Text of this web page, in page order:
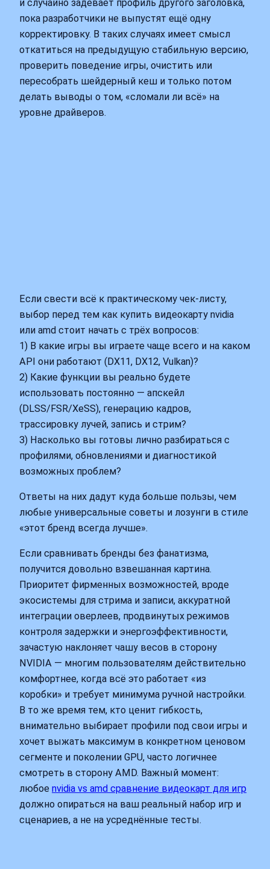
и случайно задевает профиль другого заголовка,
пока разработчики не выпустят ещё одну
корректировку. В таких случаях имеет смысл
откатиться на предыдущую стабильную версию,
проверить поведение игры, очистить или
пересобрать шейдерный кеш и только потом
делать выводы о том, «сломали ли всё» на
уровне драйверов.
Если свести всё к практическому чек‑листу,
выбор перед тем как купить видеокарту nvidia
или amd стоит начать с трёх вопросов:
1) В какие игры вы играете чаще всего и на каком
API они работают (DX11, DX12, Vulkan)?
2) Какие функции вы реально будете
использовать постоянно — апскейл
(DLSS/FSR/XeSS), генерацию кадров,
трассировку лучей, запись и стрим?
3) Насколько вы готовы лично разбираться с
профилями, обновлениями и диагностикой
возможных проблем?
Ответы на них дадут куда больше пользы, чем
любые универсальные советы и лозунги в стиле
«этот бренд всегда лучше».
Если сравнивать бренды без фанатизма,
получится довольно взвешанная картина.
Приоритет фирменных возможностей, вроде
экосистемы для стрима и записи, аккуратной
интеграции оверлеев, продвинутых режимов
контроля задержки и энергоэффективности,
зачастую наклоняет чашу весов в сторону
NVIDIA — многим пользователям действительно
комфортнее, когда всё это работает «из
коробки» и требует минимума ручной настройки.
В то же время тем, кто ценит гибкость,
внимательно выбирает профили под свои игры и
хочет выжать максимум в конкретном ценовом
сегменте и поколении GPU, часто логичнее
смотреть в сторону AMD. Важный момент:
любое nvidia vs amd сравнение видеокарт для игр
должно опираться на ваш реальный набор игр и
сценариев, а не на усреднённые тесты.